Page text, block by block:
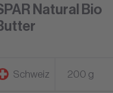
Natural Bio
Schweiz 200 g